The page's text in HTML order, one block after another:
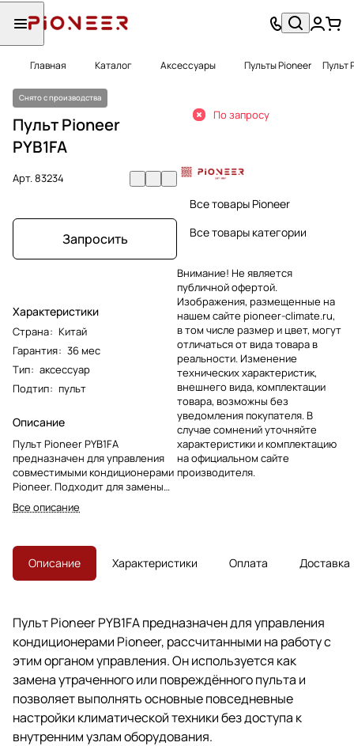
Главная Каталог Аксессуары Пульты Pioneer Пульт
Снято с производства
Пульт Pioneer
PYB1FA
Арт.83234
Запросить
Характеристики
Страна: Китай
Гарантия: 36 мес
Тип: аксессуар
Подтип: пульт
Описание
Пульт Pioneer PYB1FA
предназначен для управления
совместимыми кондиционерами
Pioneer. Подходит для замены
утраченного или
повреждённого пульта с
Все описание
По запросу
Все товары Pioneer
Все товары категории
Внимание! Не является
публичной офертой.
Изображения, размещенные на
нашем сайте pioneer-climate.ru,
в том числе размер и цвет, могут
отличаться от вида товара в
реальности. Изменение
технических характеристик,
внешнего вида, комплектации
товара, возможны без
уведомления покупателя. В
случае сомнений уточняйте
характеристики и комплектацию
на официальном сайте
производителя.
Описание Характеристики Оплата Доставка
Пульт Pioneer PYB1FA предназначен для управления
кондиционерами Pioneer, рассчитанными на работу с
этим органом управления. Он используется как
замена утраченного или повреждённого пульта и
позволяет выполнять основные повседневные
настройки климатической техники без доступа к
внутренним узлам оборудования.